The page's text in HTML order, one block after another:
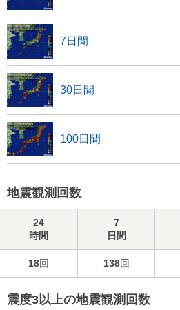
7日間
30日間
100日間
地震観測回数
24
時間
7
日間
18回 138回
震度3以上の地震観測回数